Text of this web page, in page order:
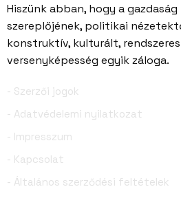
Hiszünk abban, hogy a
szereplőjének, politikai
konstruktív, kulturált,
versenyképesség egyik záloga.
- Szerzői jogok
- Adatvédelemi nyilatkozat
- Impresszum
- Kapcsolat
- Általános szerződési feltételek